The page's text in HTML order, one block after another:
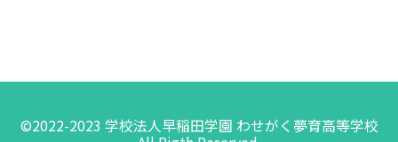
©2022-2023 学校法人早稲田学園 わせがく夢育高等学校